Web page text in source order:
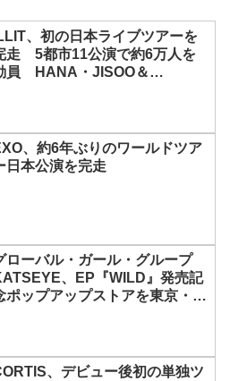
、初の日本ライブツアーを
走 5都市11公演で約6万人を
員 HANA・JISOO＆
、約6年ぶりのワールドツア
日本公演を完走
ローバル・ガール・グループ
、EP『WILD』発売記
ポップアップストアを東京・原
、デビュー後初の単独ツ